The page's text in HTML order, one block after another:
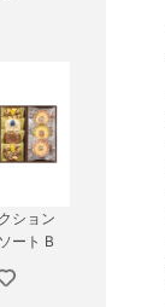
ション
ート B